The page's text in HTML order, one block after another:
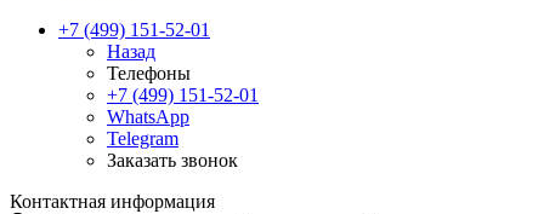
+7 (499) 151-52-01
Назад
Телефоны
+7 (499) 151-52-01
WhatsApp
Telegram
Заказать звонок
Контактная информация